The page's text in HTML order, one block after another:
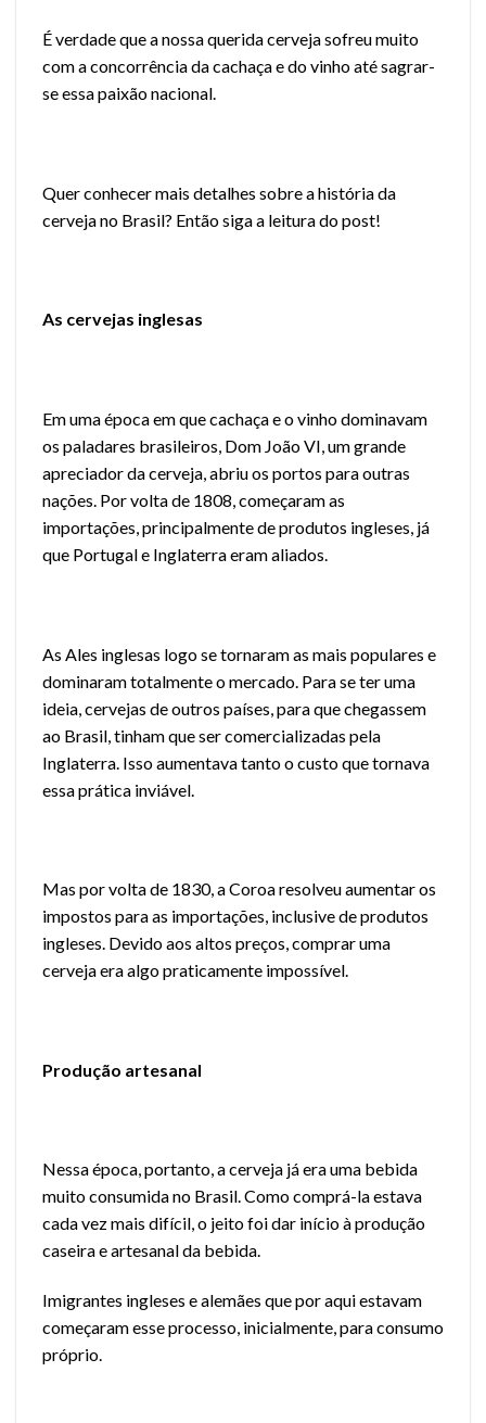
É verdade que a nossa querida cerveja sofreu muito
com a concorrência da cachaça e do vinho até sagrar-
se essa paixão nacional.
Quer conhecer mais detalhes sobre a história da
cerveja no Brasil? Então siga a leitura do post!
As cervejas inglesas
Em uma época em que cachaça e o vinho dominavam
os paladares brasileiros, Dom João VI, um grande
apreciador da cerveja, abriu os portos para outras
nações. Por volta de 1808, começaram as
importações, principalmente de produtos ingleses, já
que Portugal e Inglaterra eram aliados.
As Ales inglesas logo se tornaram as mais populares e
dominaram totalmente o mercado. Para se ter uma
ideia, cervejas de outros países, para que chegassem
ao Brasil, tinham que ser comercializadas pela
Inglaterra. Isso aumentava tanto o custo que tornava
essa prática inviável.
Mas por volta de 1830, a Coroa resolveu aumentar os
impostos para as importações, inclusive de produtos
ingleses. Devido aos altos preços, comprar uma
cerveja era algo praticamente impossível.
Produção artesanal
Nessa época, portanto, a cerveja já era uma bebida
muito consumida no Brasil. Como comprá-la estava
cada vez mais difícil, o jeito foi dar início à produção
caseira e artesanal da bebida.
Imigrantes ingleses e alemães que por aqui estavam
começaram esse processo, inicialmente, para consumo
próprio.